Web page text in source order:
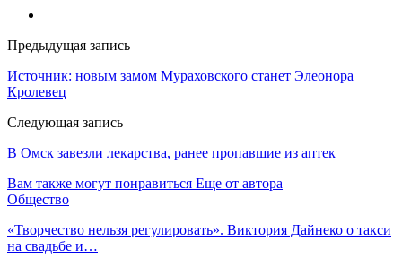
Предыдущая запись
Источник: новым замом Мураховского станет Элеонора
Кролевец
Следующая запись
В Омск завезли лекарства, ранее пропавшие из аптек
Вам также могут понравиться Еще от автора
Общество
«Творчество нельзя регулировать». Виктория Дайнеко о такси
на свадьбе и…